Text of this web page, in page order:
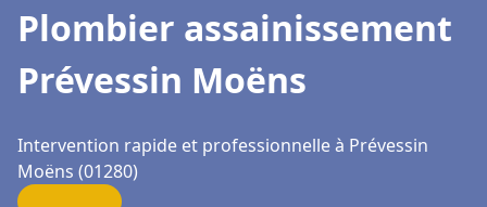
Plombier assainissement
Prévessin Moëns
Intervention rapide et professionnelle à Prévessin
Moëns (01280)